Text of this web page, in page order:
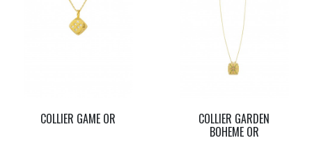
COLLIER GAME OR COLLIER GARDEN
BOHEME OR